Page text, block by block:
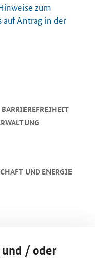
zum
Antrag in der
UND ENERGIE
BARRIEREFREIHEIT
und / oder